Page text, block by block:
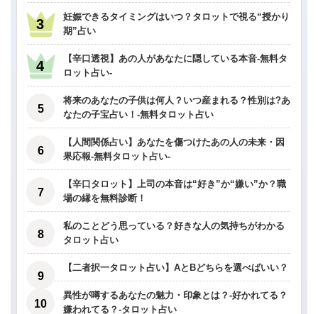
妊娠できるタイミングはいつ？タロットで視る“授かり
期”占い
【辛口透視】あの人があなたに隠している本音-無料タ
ロット占い-
将来のあなたの子供は何人？いつ産まれる？性別は?あ
なたの子宝占い！-無料タロット占い
【人間関係占い】あなたを傷つけたあの人の未来・因
果応報-無料タロット占い-
【辛口タロット】上司の本音は“好き”か“嫌い”か？職
場の縁を無料診断！
私のことどう思っている？好きな人の気持ちがわかる
タロット占い
【二者択一タロット占い】AとBどちらを選べばいい？
異性が噂するあなたの魅力・印象とは？-好かれてる？
嫌われてる？-タロット占い